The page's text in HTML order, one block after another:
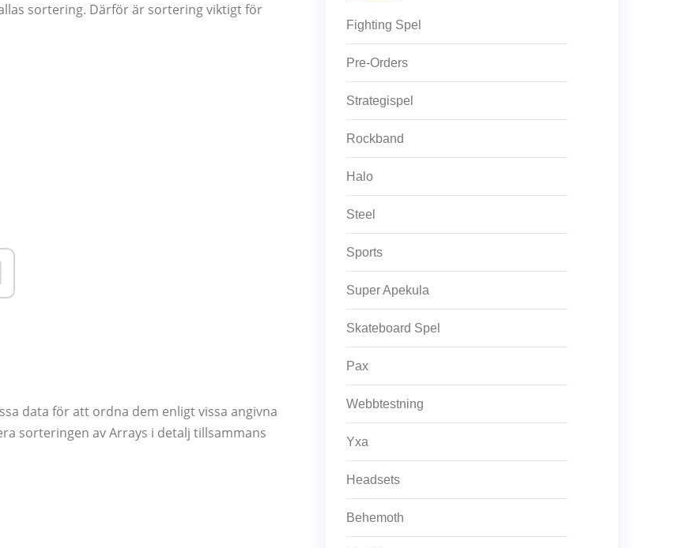
sortering. Därför är sortering viktigt för
data för att ordna dem enligt vissa angivna
sorteringen av Arrays i detalj tillsammans
Fighting Spel
Pre-Orders
Strategispel
Rockband
Halo
Steel
Sports
Super Apekula
Skateboard Spel
Pax
Webbtestning
Yxa
Headsets
Behemoth